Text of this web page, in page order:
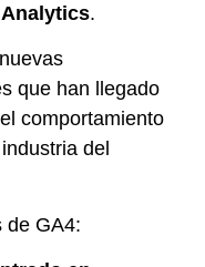
.
que han llegado
comportamiento
del
de GA4: